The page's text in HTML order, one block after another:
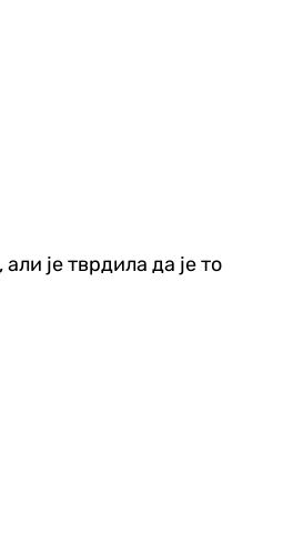
је тврдила да је то